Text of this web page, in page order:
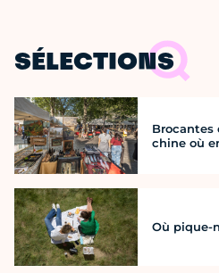
SÉLECTIONS
Brocantes
chine où
Où pique-